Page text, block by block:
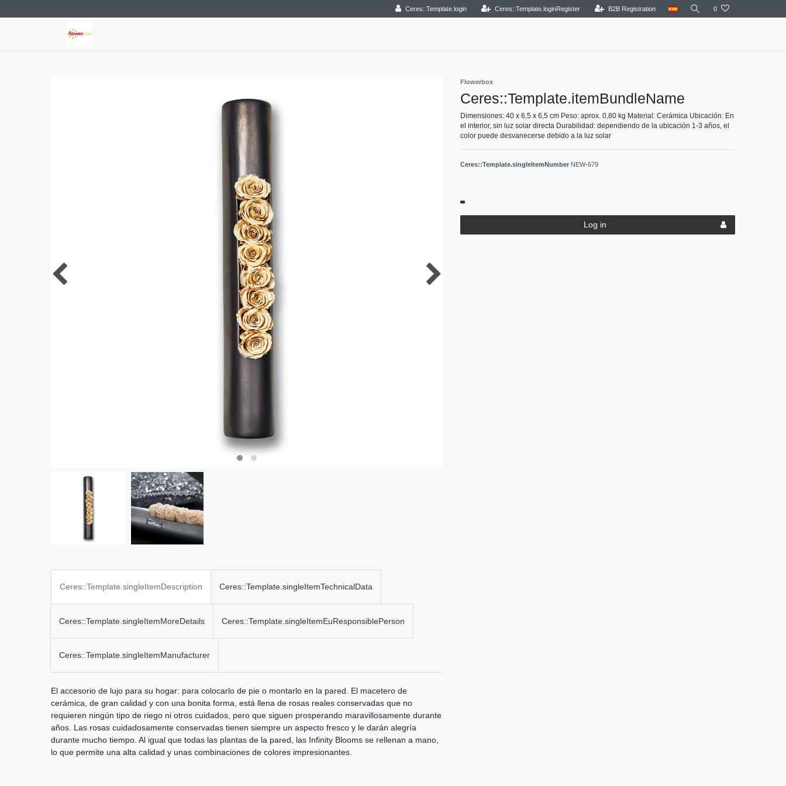
Ceres::Template.login Ceres::Template.loginRegister B2B Registration 0
Flowerbox
Ceres::Template.itemBundleName
Dimensiones: 40 x 6,5 x 6,5 cm Peso: aprox. 0,80 kg Material: Cerámica Ubicación: En
el interior, sin luz solar directa Durabilidad: dependiendo de la ubicación 1-3 años, el
color puede desvanecerse debido a la luz solar
Ceres::Template.singleItemNumber NEW-679
Log in
Ceres::Template.singleItemDescription Ceres::Template.singleItemTechnicalData
Ceres::Template.singleItemMoreDetails Ceres::Template.singleItemEuResponsiblePerson
Ceres::Template.singleItemManufacturer
El accesorio de lujo para su hogar: para colocarlo de pie o montarlo en la pared. El macetero de
cerámica, de gran calidad y con una bonita forma, está llena de rosas reales conservadas que no
requieren ningún tipo de riego ni otros cuidados, pero que siguen prosperando maravillosamente durante
años. Las rosas cuidadosamente conservadas tienen siempre un aspecto fresco y le darán alegría
durante mucho tiempo. Al igual que todas las plantas de la pared, las Infinity Blooms se rellenan a mano,
lo que permite una alta calidad y unas combinaciones de colores impresionantes.